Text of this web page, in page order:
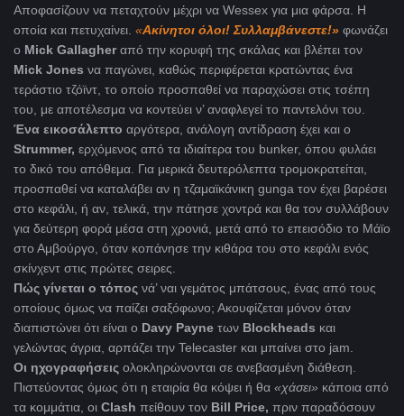
Αποφασίζουν να πεταχτούν μέχρι να Wessex για μια φάρσα. Η
οποία και πετυχαίνει. «Ακίνητοι όλοι! Συλλαμβάνεστε!» φωνάζει
ο Mick Gallagherαπό την κορυφή της σκάλας και βλέπει τον
Mick Jones να παγώνει, καθώς περιφέρεται κρατώντας ένα
τεράστιο τζόϊντ, το οποίο προσπαθεί να παραχώσει στις τσέπη
του, με αποτέλεσμα να κοντεύει ν’ αναφλεγεί το παντελόνι του.
Ένα εικοσάλεπτο αργότερα, ανάλογη αντίδραση έχει και ο
Strummer, ερχόμενος από τα ιδιαίτερα του bunker, όπου φυλάει
το δικό του απόθεμα. Για μερικά δευτερόλεπτα τρομοκρατείται,
προσπαθεί να καταλάβει αν η τζαμαϊκάνικη gunga τον έχει βαρέσει
στο κεφάλι, ή αν, τελικά, την πάτησε χοντρά και θα τον συλλάβουν
για δεύτερη φορά μέσα στη χρονιά, μετά από το επεισόδιο το Μάϊο
στο Αμβούργο, όταν κοπάνησε την κιθάρα του στο κεφάλι ενός
σκίνχεντ στις πρώτες σειρες.
Πώς γίνεται ο τόπος νά’ ναι γεμάτος μπάτσους, ένας από τους
οποίους όμως να παίζει σαξόφωνο; Ακουφίζεται μόνον όταν
διαπιστώνει ότι είναι ο Davy Payne των Blockheads και
γελώντας άγρια, αρπάζει την Telecaster και μπαίνει στο jam.
Οι ηχογραφήσεις ολοκληρώνονται σε ανεβασμένη διάθεση.
Πιστεύοντας όμως ότι η εταιρία θα κόψει ή θα «χάσει» κάποια από
τα κομμάτια, οι Clash πείθουν τον Bill Price, πριν παραδόσουν